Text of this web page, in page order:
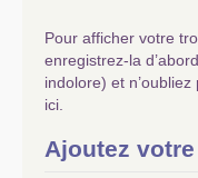
Pour afficher votre
enregistrez-la
indolore) et
ici.
Ajoutez